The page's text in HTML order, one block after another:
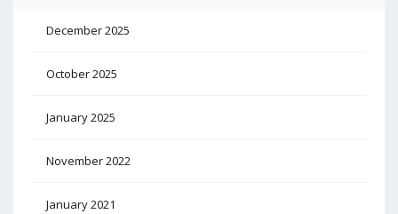
December 2025
October 2025
January 2025
November 2022
January 2021